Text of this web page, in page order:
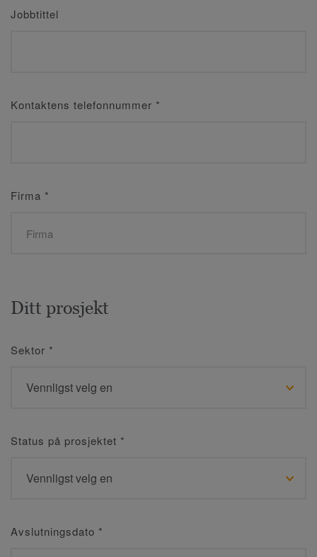
Jobbtittel
Kontaktens telefonnummer *
Firma *
Ditt prosjekt
Sektor *
Status på prosjektet *
Avslutningsdato *